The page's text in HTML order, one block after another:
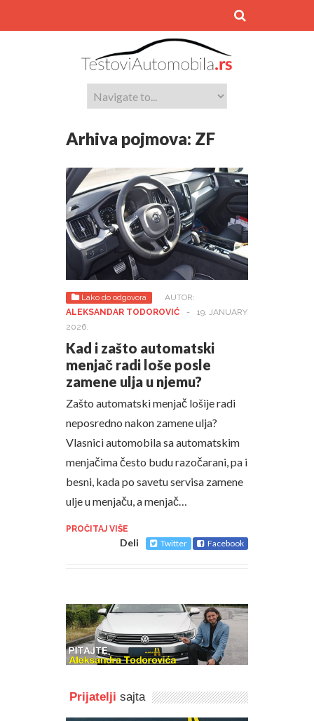
Arhiva pojmova: ZF
Lako do odgovora
AUTOR:
ALEKSANDAR TODOROVIĆ
-
19. JANUARY
2026.
Kad i zašto automatski
menjač radi loše posle
zamene ulja u njemu?
Zašto automatski menjač lošije radi
neposredno nakon zamene ulja?
Vlasnici automobila sa automatskim
menjačima često budu razočarani, pa i
besni, kada po savetu servisa zamene
ulje u menjaču, a menjač…
PROČITAJ VIŠE
Deli Twitter Facebook
Prijatelji sajta